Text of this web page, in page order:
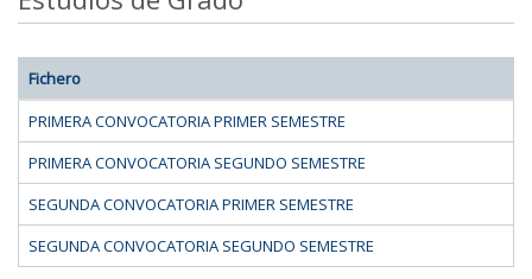
Fichero
PRIMERA CONVOCATORIA PRIMER SEMESTRE
PRIMERA CONVOCATORIA SEGUNDO SEMESTRE
SEGUNDA CONVOCATORIA PRIMER SEMESTRE
SEGUNDA CONVOCATORIA SEGUNDO SEMESTRE